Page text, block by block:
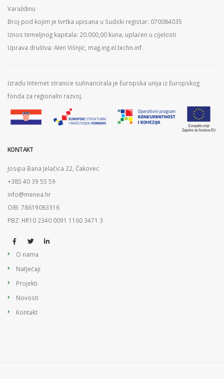
Varaždinu
Broj pod kojim je tvrtka upisana u Sudski registar: 070084035
Iznos temeljnog kapitala: 20.000,00 kuna, uplaćen u cijelosti
Uprava društva: Alen Višnjić, mag.ing.el.techn.inf.
Izradu Internet stranice sufinancirala je Europska unija iz Europskog
fonda za regionalni razvoj.
KONTAKT
Josipa Bana Jelačića 22, Čakovec
+385 40 39 55 59
info@menea.hr
OIB: 78619083316
PBZ: HR10 2340 0091 1160 3471 3
O nama
Natječaji
Projekti
Novosti
Kontakt